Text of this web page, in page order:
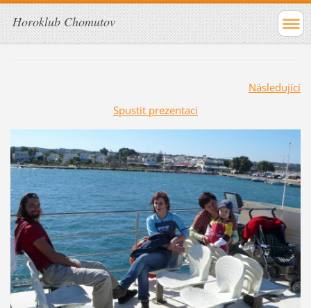
Horoklub Chomutov
Následující
Spustit prezentaci